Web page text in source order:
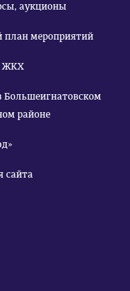
аукционы
план мероприятий
ЖКХ
районе
сайта